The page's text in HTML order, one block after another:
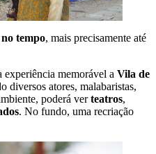
tempo, mais precisamente até
memorável a Vila de
diversos atores, malabaristas,
poderá verteatros,
. No fundo, uma recriação